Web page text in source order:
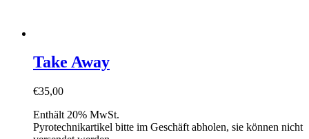
Take Away
€35,00
Enthält 20% MwSt.
Pyrotechnikartikel bitte im Geschäft abholen, sie können nicht